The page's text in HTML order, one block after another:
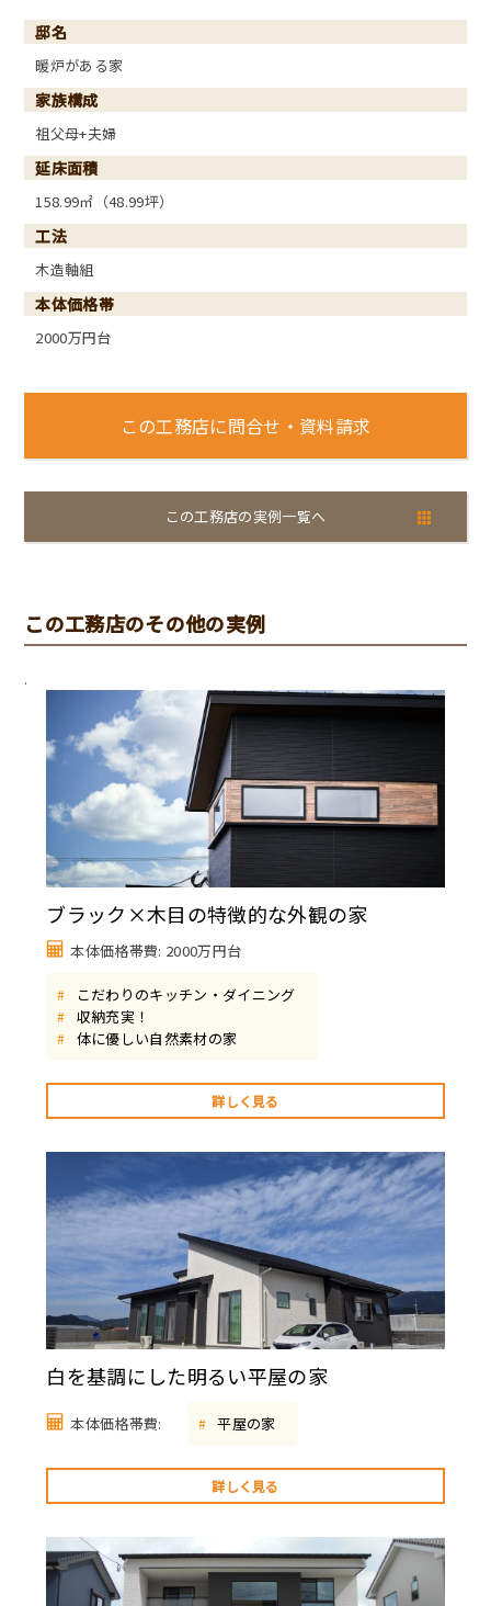
邸名
暖炉がある家
家族構成
祖父母+夫婦
延床面積
158.99㎡（48.99坪）
工法
木造軸組
本体価格帯
2000万円台
この工務店に問合せ・資料請求
この工務店の実例一覧へ
この工務店のその他の実例
.
ブラック×木目の特徴的な外観の家
本体価格帯費: 2000万円台
# こだわりのキッチン・ダイニング
# 収納充実！
# 体に優しい自然素材の家
詳しく見る
白を基調にした明るい平屋の家
本体価格帯費: # 平屋の家
詳しく見る